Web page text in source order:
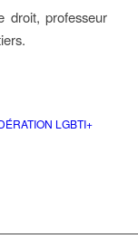
droit, professeur
LGBTI+